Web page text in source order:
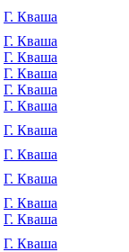
Г. Кваша
Г. Кваша
Г. Кваша
Г. Кваша
Г. Кваша
Г. Кваша
Г. Кваша
Г. Кваша
Г. Кваша
Г. Кваша
Г. Кваша
Г. Кваша